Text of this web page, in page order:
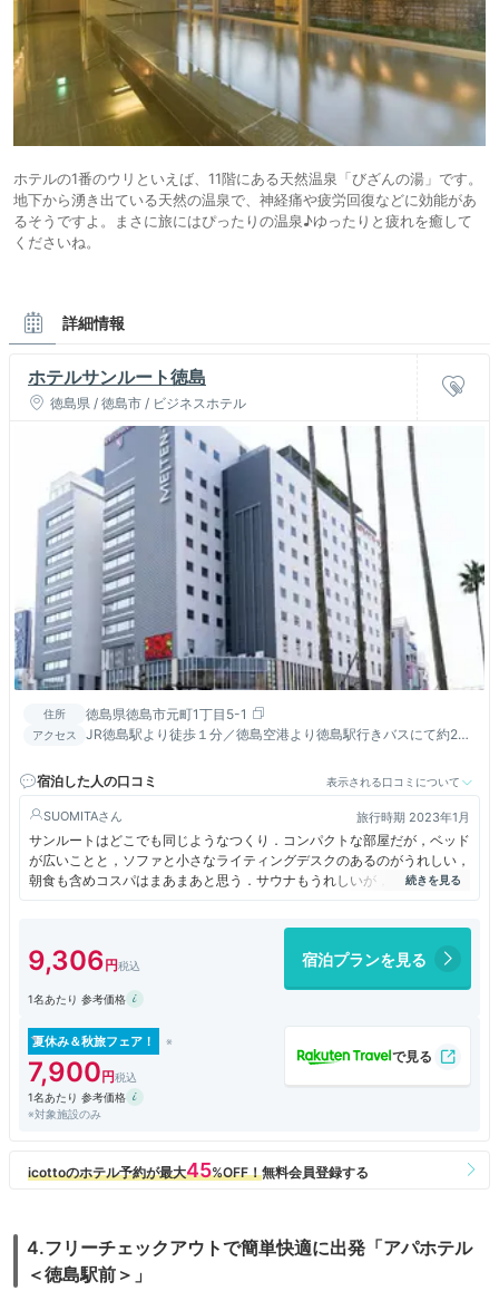
ホテルの1番のウリといえば、11階にある天然温泉「びざんの湯」です。
地下から湧き出ている天然の温泉で、神経痛や疲労回復などに効能があ
るそうですよ。まさに旅にはぴったりの温泉♪ゆったりと疲れを癒して
くださいね。
詳細情報
ホテルサンルート徳島
徳島県 / 徳島市 / ビジネスホテル
住所 徳島県徳島市元町1丁目5-1
アクセス
JR徳島駅より徒歩１分／徳島空港より徳島駅行きバスにて約28
宿泊した人の口コミ
表示される口コミについて
SUOMITA 旅行時期 2023年1月
サンルートはどこでも同じようなつくり．コンパクトな部屋だが，ベッド
が広いことと，ソファと小さなライティングデスクのあるのがうれしい，
朝食も含めコスパはまあまあと思う．サウナもうれしいが，冷水がない．
朝食も比較的種類が多い．たべやすいカジュアルな雰囲気のレストラン．
9,306 宿泊プランを見る
1名あたり 参考価格
夏休み＆秋旅フェア！
7,900
1名あたり 参考価格
※対象施設のみ
4.フリーチェックアウトで簡単快適に出発「アパホテル
＜徳島駅前＞」